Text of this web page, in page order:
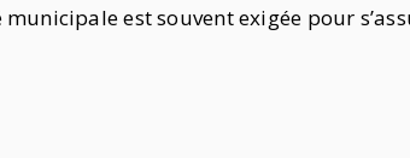
est souvent exigée pour